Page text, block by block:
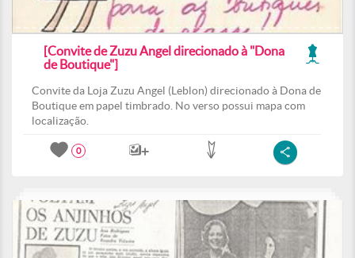
[Convite de Zuzu Angel direcionado à "Dona
de Boutique"]
Convite da Loja Zuzu Angel (Leblon) direcionado à Dona de
Boutique em papel timbrado. No verso possui mapa com
localização.
0